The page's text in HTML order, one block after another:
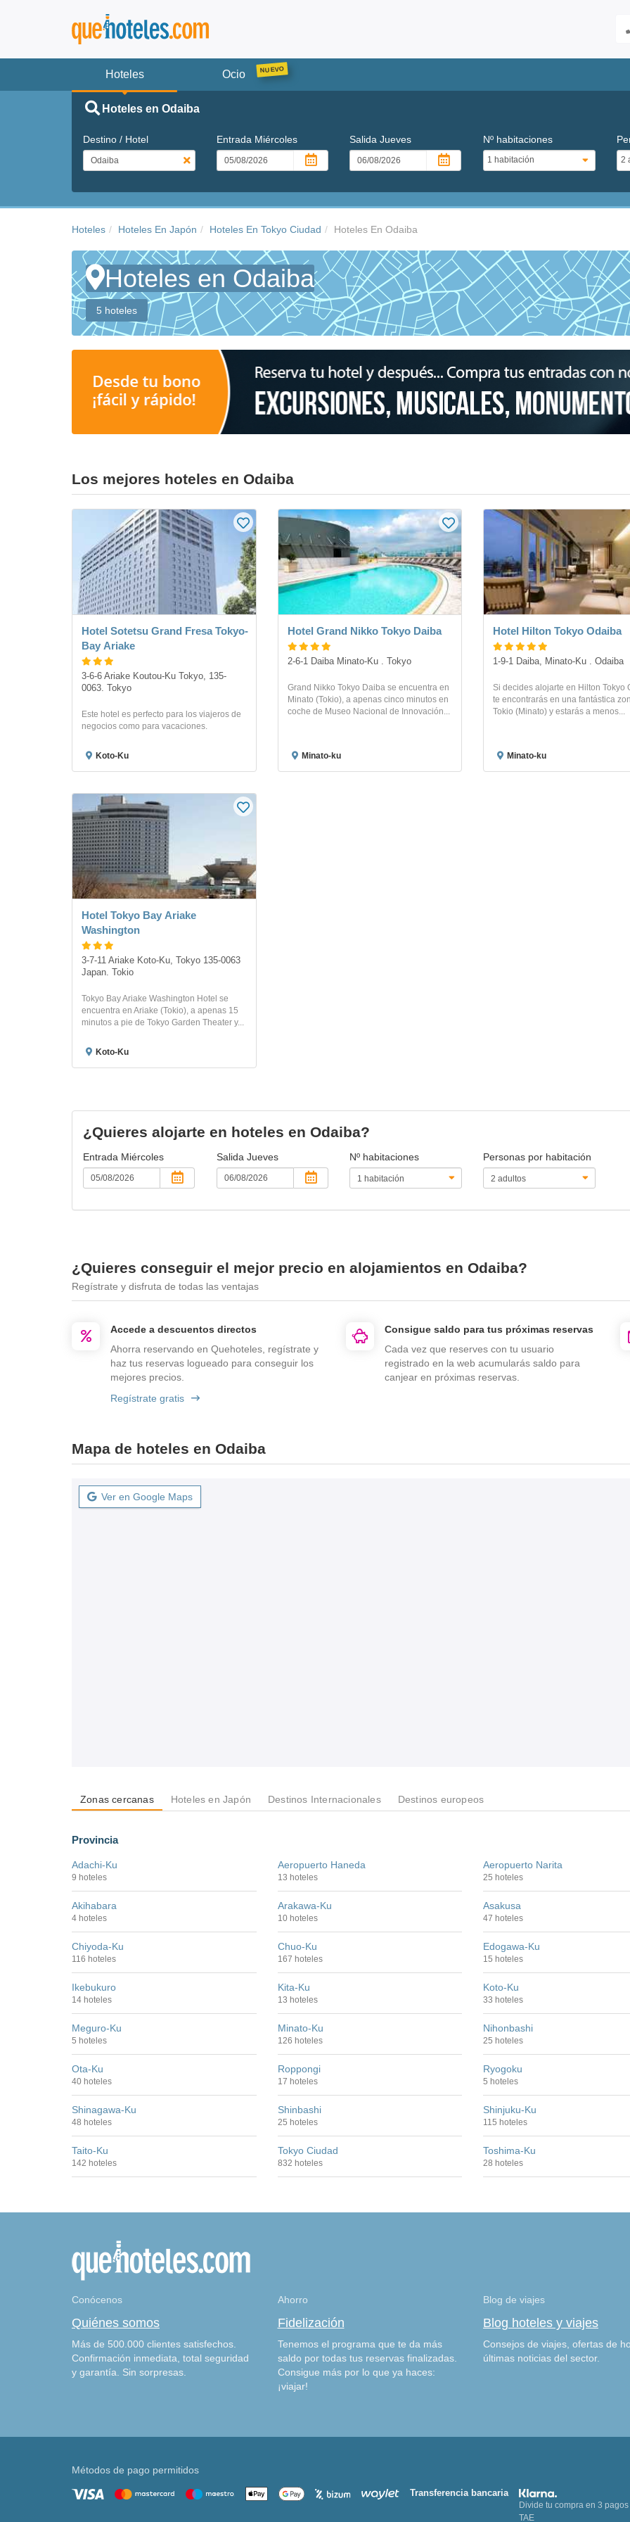
Hoteles Ocio
Hoteles en Odaiba
Destino / Hotel Entrada Miércoles SalidaJueves Nº habitaciones
Hoteles Hoteles En Japón Hoteles En Tokyo Ciudad Hoteles En Odaiba
Hoteles en Odaiba
5 hoteles
Los mejores hoteles en Odaiba
Hotel Sotetsu Grand Fresa Tokyo-
Bay Ariake
3-6-6 Ariake Koutou-Ku Tokyo, 135-
0063. Tokyo
Este hotel es perfecto para los viajeros de
negocios como para vacaciones.
Koto-Ku
Hotel Grand Nikko Tokyo Daiba
2-6-1 Daiba Minato-Ku . Tokyo
Grand Nikko Tokyo Daiba se encuentra en
Minato (Tokio), a apenas cinco minutos en
coche de Museo Nacional de Innovación...
Minato-ku
Hotel Hilton Tokyo Odaiba
1-9-1 Daiba, Minato-Ku . Odaiba
Si decides alojarte en Hilton Tokyo
te encontrarás en una fantástica
Tokio (Minato) y estarás a menos...
Minato-ku
Hotel Tokyo Bay Ariake
Washington
3-7-11 Ariake Koto-Ku, Tokyo 135-0063
Japan. Tokio
Tokyo Bay Ariake Washington Hotel se
encuentra en Ariake (Tokio), a apenas 15
minutos a pie de Tokyo Garden Theater y...
Koto-Ku
¿Quieres alojarte en hoteles en Odaiba?
Entrada Miércoles Salida Jueves Nº habitaciones
Personas por habitación
¿Quieres conseguir el mejor precio en alojamientos en Odaiba?
Regístrate y disfruta de todas las ventajas
Accede a descuentos directos
Ahorra reservando en Quehoteles, regístrate y
haz tus reservas logueado para conseguir los
mejores precios.
Regístrate gratis
Consigue saldo para tus próximas reservas
Cada vez que reserves con tu usuario
registrado en la web acumularás saldo para
canjear en próximas reservas.
Mapa de hoteles en Odaiba
Ver en Google Maps
Zonas cercanas Hoteles en Japón Destinos Internacionales Destinos europeos
Provincia
Adachi-Ku
9 hoteles
Aeropuerto Haneda
13 hoteles
Aeropuerto Narita
25 hoteles
Akihabara
4 hoteles
Arakawa-Ku
10 hoteles
Asakusa
47 hoteles
Chiyoda-Ku
116 hoteles
Chuo-Ku
167 hoteles
Edogawa-Ku
15 hoteles
Ikebukuro
14 hoteles
Kita-Ku
13 hoteles
Koto-Ku
33 hoteles
Meguro-Ku
5 hoteles
Minato-Ku
126 hoteles
Nihonbashi
25 hoteles
Ota-Ku
40 hoteles
Roppongi
17 hoteles
Ryogoku
5 hoteles
Shinagawa-Ku
48 hoteles
Shinbashi
25 hoteles
Shinjuku-Ku
115 hoteles
Taito-Ku
142 hoteles
Tokyo Ciudad
832 hoteles
Toshima-Ku
28 hoteles
Conócenos
Quiénes somos
Más de 500.000 clientes satisfechos.
Confirmación inmediata, total seguridad
y garantía. Sin sorpresas.
Ahorro
Fidelización
Tenemos el programa que te da más
saldo por todas tus reservas finalizadas.
Consigue más por lo que ya haces:
¡viajar!
Blog de viajes
Blog hoteles y viajes
Consejos de viajes, ofertas de
últimas noticias del sector.
Métodos de pago permitidos
Transferencia bancaria
Divide tu compra en 3 pagos
TAE